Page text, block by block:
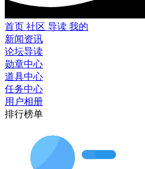
首页 社区 导读 我的
新闻资讯
论坛导读
勋章中心
道具中心
任务中心
用户相册
排行榜单